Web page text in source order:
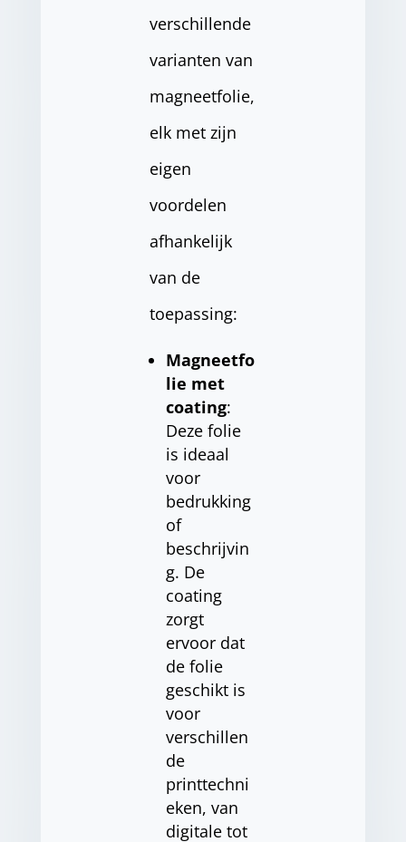
verschillende
varianten van
magneetfolie,
elk met zijn
eigen
voordelen
afhankelijk
van de
toepassing:
Magneetfo
lie met
coating:
Deze folie
is ideaal
voor
bedrukking
of
beschrijvin
g. De
coating
zorgt
ervoor dat
de folie
geschikt is
voor
verschillen
de
printtechni
eken, van
digitale tot